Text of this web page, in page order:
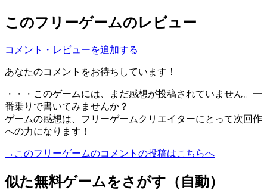
このフリーゲームのレビュー
コメント・レビューを追加する
あなたのコメントをお待ちしています！
・・・このゲームには、まだ感想が投稿されていません。一
番乗りで書いてみませんか？
ゲームの感想は、フリーゲームクリエイターにとって次回作
への力になります！
→このフリーゲームのコメントの投稿はこちらへ
似た無料ゲームをさがす（自動）